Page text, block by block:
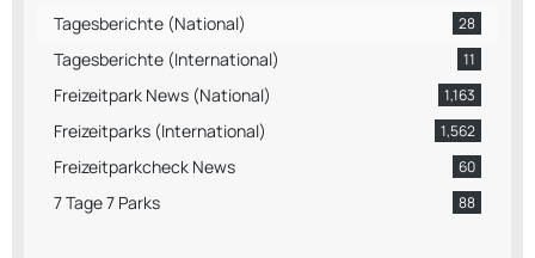
Tagesberichte (National) 28
Tagesberichte (International) 11
Freizeitpark News (National) 1,163
Freizeitparks (International) 1,562
Freizeitparkcheck News 60
7 Tage 7 Parks 88